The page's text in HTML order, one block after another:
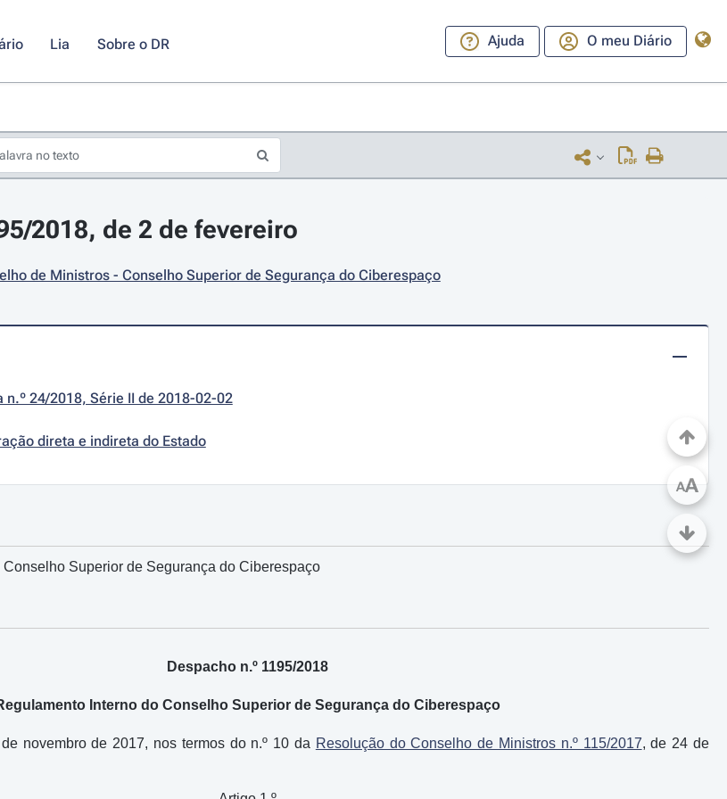
Lia Sobre o DR Ajuda O meu Diário
2018, de 2 de fevereiro
de Ministros - Conselho Superior de Segurança do Ciberespaço
n.º 24/2018, Série II de 2018-02-02
direta e indireta do Estado
Superior de Segurança do Ciberespaço
Despacho n.º 1195/2018
Interno do Conselho Superior de Segurança do Ciberespaço
novembro de 2017, nos termos do n.º 10 da Resolução do Conselho de Ministros n.º 115/2017, de 24 de
AA